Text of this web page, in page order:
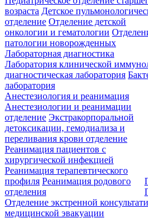
возраста Детское
отделение Отделение детской
онкологии и гематологии
патологии новорожденных
Лабораторная диагностика
Лаборатория клинической
диагностическая лаборатория
лаборатория
Анестезиология и реанимация
Анестезиологии и реанимации
отделение Экстракорпоральной
детоксикации, гемодиализа и
переливания крови отделение
Реанимация пациентов с
хирургической инфекцией
Реанимация терапевтического
профиля Реанимация родового
отделения
Отделение экстренной
медицинской эвакуации